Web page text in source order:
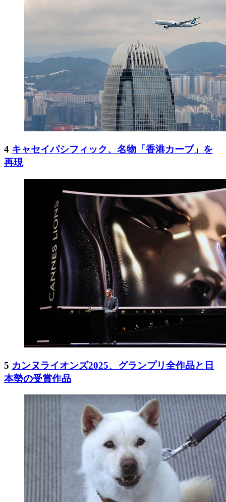
4 キャセイパシフィック、名物「香港カーブ」を
再現
5 カンヌライオンズ2025、グランプリ全作品と日
本勢の受賞作品